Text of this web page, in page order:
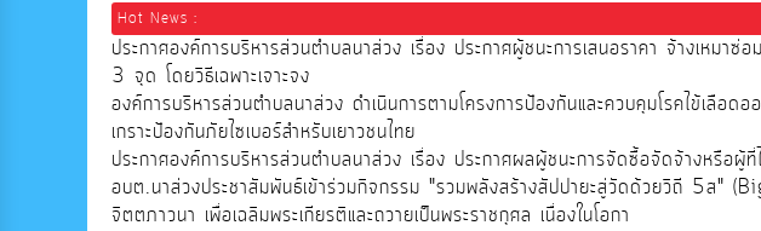
Hot News :
ประกาศองค์การบริหารส่วนตำบลนาส่วง เรื่อง ประกาศผู้ชนะการเสนอราคา จ้างเหมา
3 จุด โดยวิธีเฉพาะเจาะจง
องค์การบริหารส่วนตำบลนาส่วง ดำเนินการตามโครงการป้องกันและควบคุมโรคไข้เลื
เกราะป้องกันภัยไซเบอร์สำหรับเยาวชนไทย
ประกาศองค์การบริหารส่วนตำบลนาส่วง เรื่อง ประกาศผลผู้ชนะการจัดซื้อจัดจ้างหรือ
อบต.นาส่วงประชาสัมพันธ์เข้าร่วมกิจกรรม "รวมพลังสร้างสัปปายะสู่วัดด้วยวิถี 5ส"
จิตตภาวนา เพื่อเฉลิมพระเกียรติและถวายเป็นพระราชกุศล เนื่องในโอกา